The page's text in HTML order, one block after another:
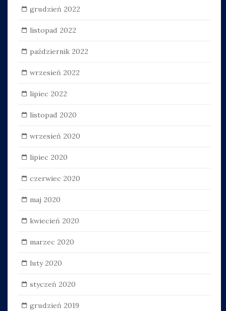
grudzień 2022
listopad 2022
październik 2022
wrzesień 2022
lipiec 2022
listopad 2020
wrzesień 2020
lipiec 2020
czerwiec 2020
maj 2020
kwiecień 2020
marzec 2020
luty 2020
styczeń 2020
grudzień 2019